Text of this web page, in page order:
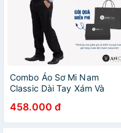
Combo Áo Sơ Mi Nam
Classic Dài Tay Xám Và
Niên ANCHI Cao Cấp
458.000 đ